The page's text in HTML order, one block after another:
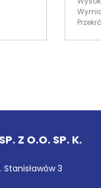
Z O.O. SP. K.
Stanisławów 3